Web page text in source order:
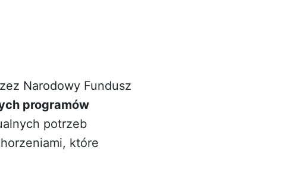
Narodowy Fundusz
programów
potrzeb
które